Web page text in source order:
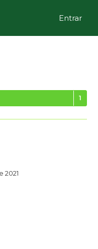
Entrar
2021